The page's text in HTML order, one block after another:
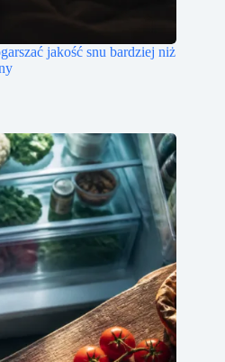
jakość snu bardziej niż